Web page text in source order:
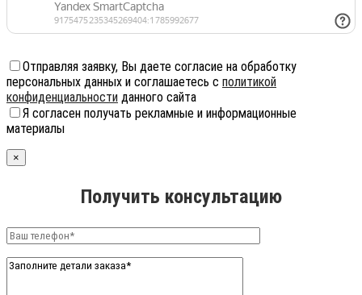
Отправляя заявку, Вы даете согласие на обработку
персональных данных и соглашаетесь с политикой
конфиденциальности данного сайта
Я согласен получать рекламные и информационные
материалы
×
Получить консультацию